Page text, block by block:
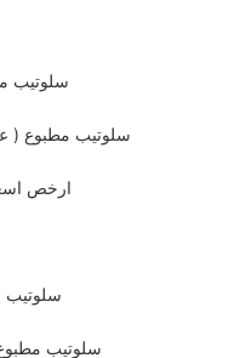
سلوتيب
سلوتيب مطبوع
ارخص
سلوتيب